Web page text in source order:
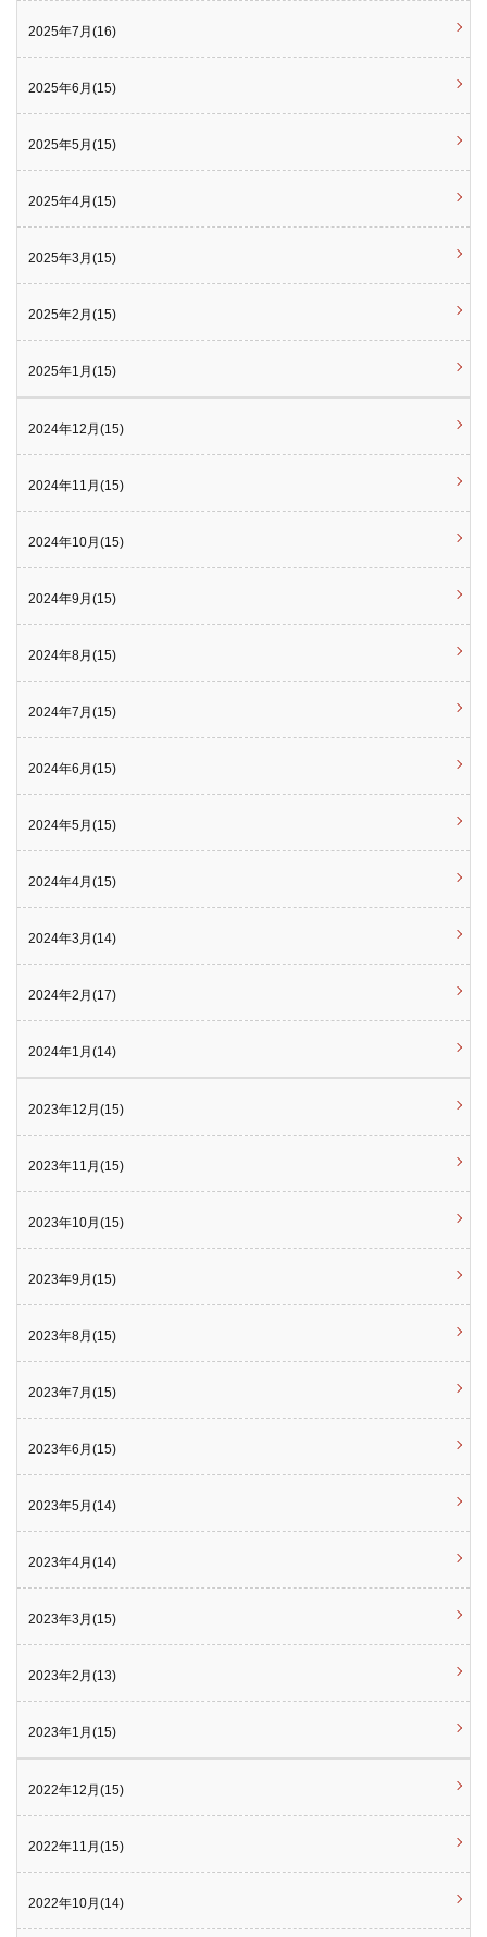
2025年7月(16)
2025年6月(15)
2025年5月(15)
2025年4月(15)
2025年3月(15)
2025年2月(15)
2025年1月(15)
2024年12月(15)
2024年11月(15)
2024年10月(15)
2024年9月(15)
2024年8月(15)
2024年7月(15)
2024年6月(15)
2024年5月(15)
2024年4月(15)
2024年3月(14)
2024年2月(17)
2024年1月(14)
2023年12月(15)
2023年11月(15)
2023年10月(15)
2023年9月(15)
2023年8月(15)
2023年7月(15)
2023年6月(15)
2023年5月(14)
2023年4月(14)
2023年3月(15)
2023年2月(13)
2023年1月(15)
2022年12月(15)
2022年11月(15)
2022年10月(14)